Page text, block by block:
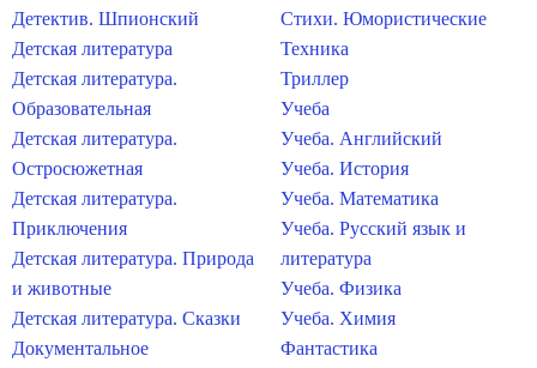
Детектив. Шпионский
Детская литература
Детская литература.
Образовательная
Детская литература.
Остросюжетная
Детская литература.
Приключения
Детская литература. Природа
и животные
Детская литература. Сказки
Документальное
Стихи. Юмористические
Техника
Триллер
Учеба
Учеба. Английский
Учеба. История
Учеба. Математика
Учеба. Русский язык и
литература
Учеба. Физика
Учеба. Химия
Фантастика